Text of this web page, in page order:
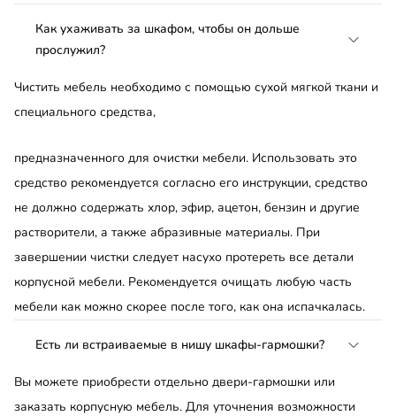
Как ухаживать за шкафом, чтобы он дольше
прослужил?
Чистить мебель необходимо с помощью сухой мягкой ткани и
специального средства,
предназначенного для очистки мебели. Использовать это
средство рекомендуется согласно его инструкции, средство
не должно содержать хлор, эфир, ацетон, бензин и другие
растворители, а также абразивные материалы. При
завершении чистки следует насухо протереть все детали
корпусной мебели. Рекомендуется очищать любую часть
мебели как можно скорее после того, как она испачкалась.
Есть ли встраиваемые в нишу шкафы-гармошки?
Вы можете приобрести отдельно двери-гармошки или
заказать корпусную мебель. Для уточнения возможности